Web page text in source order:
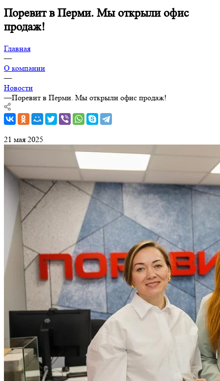
Поревит в Перми. Мы открыли офис
продаж!
Главная
—
О компании
—
Новости
—Поревит в Перми. Мы открыли офис продаж!
21 мая 2025